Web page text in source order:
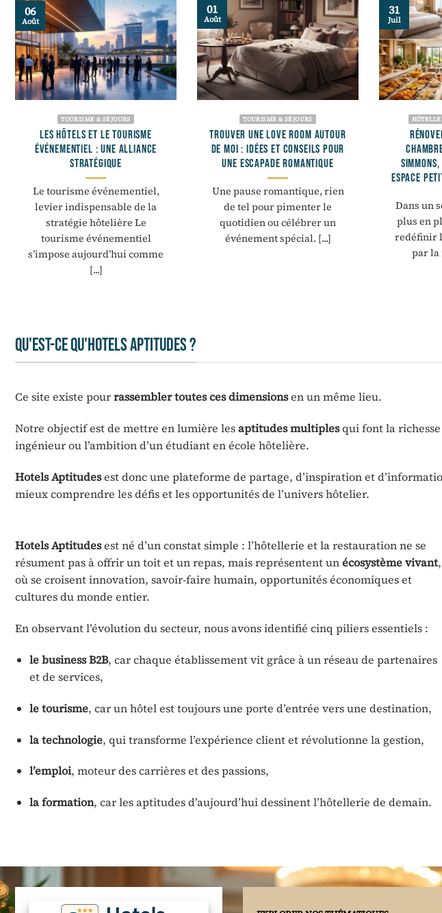
TOURISME & SÉJOURS
LES HÔTELS ET LE TOURISME
ÉVÉNEMENTIEL : UNE ALLIANCE
STRATÉGIQUE
Le tourisme événementiel,
levier indispensable de la
stratégie hôtelière Le
tourisme événementiel
s’impose aujourd’hui comme
[...]
06
Août
TOURISME & SÉJOURS
TROUVER UNE LOVE ROOM AUTOUR
DE MOI : IDÉES ET CONSEILS POUR
UNE ESCAPADE ROMANTIQUE
Une pause romantique, rien
de tel pour pimenter le
quotidien ou célébrer un
événement spécial. [...]
01
Août
ESPACE
Dans un
plus en
redéfinir
par la
31
Juil
QU'EST-CE QU'HOTELS APTITUDES ?
Ce site existe pourrassembler toutes ces dimensionsen un même lieu.
Notre objectif est de mettre en lumière lesaptitudes multiplesqui font la richesse
ingénieur ou l’ambition d’un étudiant en école hôtelière.
Hotels Aptitudesest donc une plateforme de partage, d’inspiration et
mieux comprendre les défis et les opportunités de l’univers hôtelier.
Hotels Aptitudesest né d’un constat simple : l’hôtellerie et la restauration ne se
résument pas à offrir un toit et un repas, mais représentent unécosystème vivant,
où se croisent innovation, savoir-faire humain, opportunités économiques et
cultures du monde entier.
En observant l’évolution du secteur, nous avons identifié cinq piliers essentiels :
le business B2B, car chaque établissement vit grâce à un réseau de partenaires
et de services,
le tourisme, car un hôtel est toujours une porte d’entrée vers une destination,
la technologie, qui transforme l’expérience client et révolutionne la gestion,
l’emploi, moteur des carrières et des passions,
la formation, car les aptitudes d’aujourd’hui dessinent l’hôtellerie de demain.